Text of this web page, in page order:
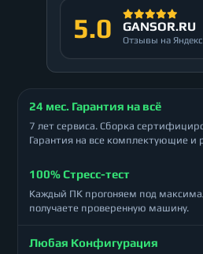
5.0 GANSOR.RU
Отзывы на Яндекс
24 мес. Гарантия на всё
7 лет сервиса. Сборка
Гарантия на все комплектующие и
100% Стресс-тест
Каждый ПК прогоняем под
получаете проверенную машину.
Любая Конфигурация